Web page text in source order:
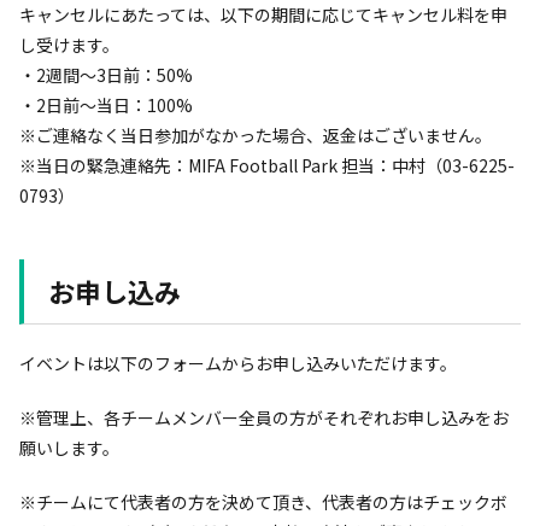
キャンセルにあたっては、以下の期間に応じてキャンセル料を申
し受けます。
・2週間〜3日前：50%
・2日前〜当日：100%
※ご連絡なく当日参加がなかった場合、返金はございません。
※当日の緊急連絡先：MIFA Football Park 担当：中村（03-6225-
0793）
お申し込み
イベントは以下のフォームからお申し込みいただけます。
※管理上、各チームメンバー全員の方がそれぞれお申し込みをお
願いします。
※チームにて代表者の方を決めて頂き、代表者の方はチェックボ